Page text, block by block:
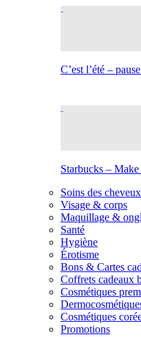
C’est l’été –
Starbucks –
Soins des
Visage & corps
Maquillage &
Santé
Hygiène
Érotisme
Bons & Cartes
Coffrets cadeaux
Cosmétiques
Cosmétiques
Promotions